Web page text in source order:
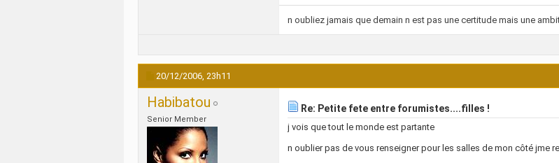
n oubliez jamais que demain n est pas une certitude mais une
20/12/2006, 23h11
Habibatou
Senior Member
Re: Petite fete entre forumistes....filles !
j vois que tout le monde est partante
n oublier pas de vous renseigner pour les salles de mon côté jme